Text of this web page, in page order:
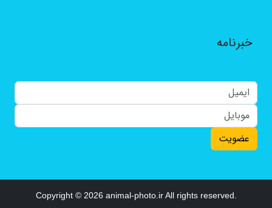
خبرنامه
عضویت
Copyright © 2026 animal-photo.ir All rights reserved.